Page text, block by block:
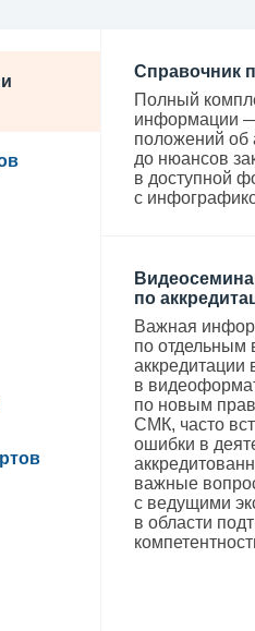
Справочник
Полный
информации
положений об
до нюансов
в доступной
с
по
Важная
по отдельным
в
по новым
СМК, часто
ошибки в
важные
с ведущими
в области